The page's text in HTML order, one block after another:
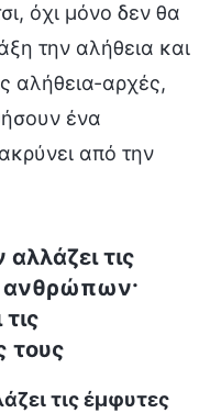
όχι μόνο δεν θα
την αλήθεια και
αλήθεια-αρχές,
ένα
από την
τις
ανθρώπων·
τους
τις έμφυτες